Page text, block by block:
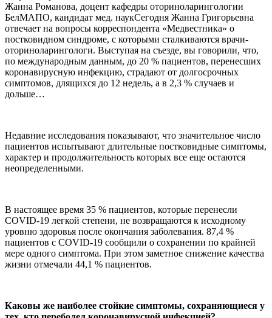
Жанна Романова, доцент кафедры оториноларингологии
БелМАПО, кандидат мед. наукСегодня Жанна Григорьевна
отвечает на вопросы корреспондента «Медвестника» о
постковидном синдроме, с которыми сталкиваются врачи-
оториноларингологи. Выступая на съезде, вы говорили, что,
по международным данным, до 20 % пациентов, перенесших
коронавирусную инфекцию, страдают от долгосрочных
симптомов, длящихся до 12 недель, а в 2,3 % случаев и
дольше…
Недавние исследования показывают, что значительное число
пациентов испытывают длительные постковидные симптомы,
характер и продолжительность которых все еще остаются
неопределенными.
В настоящее время 35 % пациентов, которые перенесли
COVID-19 легкой степени, не возвращаются к исходному
уровню здоровья после окончания заболевания. 87,4 %
пациентов с COVID-19 сообщили о сохранении по крайней
мере одного симптома. При этом заметное снижение качества
жизни отмечали 44,1 % пациентов.
Каковы же наиболее стойкие симптомы, сохраняющиеся у